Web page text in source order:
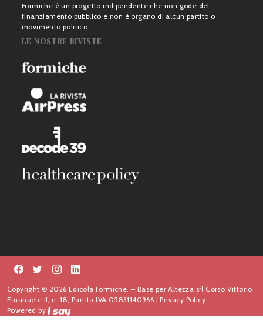
Formiche è un progetto indipendente che non gode del
finanziamento pubblico e non è organo di alcun partito o
movimento politico.
LE NOSTRE RIVISTE
Copyright © 2026 Edicola Formiche. – Base per Altezza srl Corso Vittorio
Emanuele II, n. 18, Partita IVA 05831140966 |Privacy Policy.
Powered by